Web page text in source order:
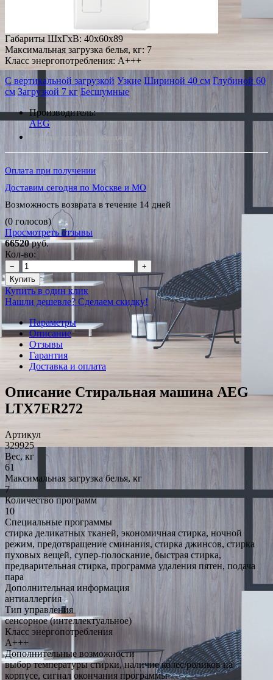
Габариты ШxГxВ: 40x60x89
Максимальная загрузка белья, кг: 7
Класс энергопотребления: A+++
С вертикальной загрузкой Узкие Шириной 40 см Глубиной 60
см Загрузкой 7 кг Бесшумные
Производитель:
AEG
*Наличие уточняйте у менеджера
Оплата при получении
Доставим сегодня по Москве и МО
Возможность возврата в течение 14 дней
(0 голосов)
Просмотреть отзывы
66520руб.
Кол-во:
−
+
Купить
Купить в один клик
Нашли дешевле? Сделаем скидку!
Параметры
Описание
Отзывы
Гарантия
Доставка и оплата
Описание Стиральная машина AEG
LTX7ER272
Артикул
329925
Вес, кг
61
Максимальная загрузка белья, кг
7
Количество программ
10
Специальные программы
стирка деликатных тканей, экономичная стирка, ночной
режим, предотвращение сминания, стирка джинсов, стирка
пуховых вещей, супер-полоскание, быстрая стирка,
предварительная стирка, программа удаления пятен, подача
пара
Дополнительная информация
антиаллергия
Тип управления
сенсорное (интеллектуальное)
Класс энергопотребления
A+++
Дополнительные возможности
выбор температуры стирки, наличие колес/роликов на
корпусе, сигнал окончания программы